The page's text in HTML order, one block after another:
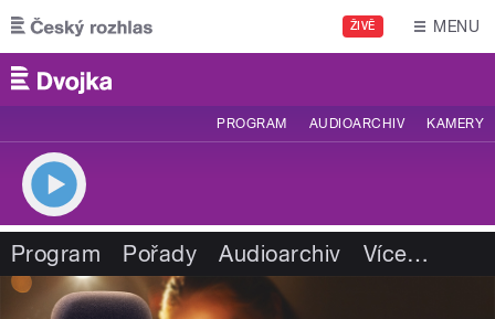
Přejít k hlavnímu obsahu
ŽIVĚ MENU
PROGRAM AUDIOARCHIV KAMERY
Program Pořady Audioarchiv Více…